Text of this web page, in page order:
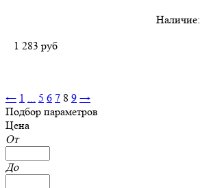
Наличие:
1 283 руб
← 1 ... 5 6 7 8 9 →
Подбор параметров
Цена
От
До